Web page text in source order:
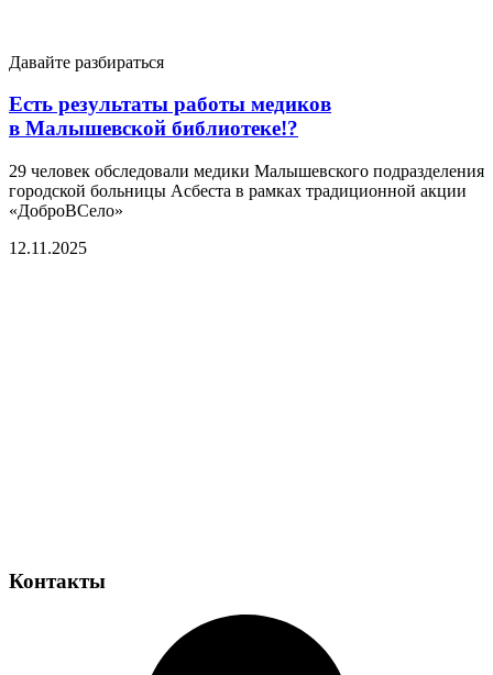
Давайте разбираться
Есть результаты работы медиков
в Малышевской библиотеке!?
29 человек обследовали медики Малышевского подразделения
городской больницы Асбеста в рамках традиционной акции
«ДоброВСело»
12.11.2025
Контакты